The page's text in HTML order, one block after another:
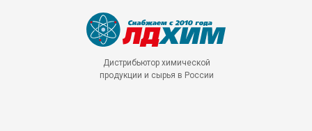
Дистрибьютор химической
продукции и сырья в России